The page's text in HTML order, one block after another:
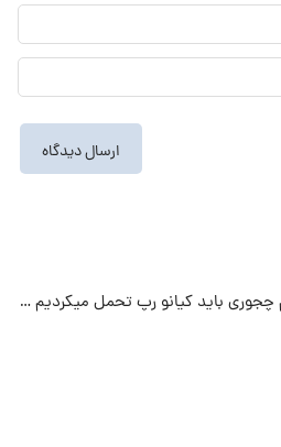
نام
چجوری باید کیانو رپ تحمل میکردیم …